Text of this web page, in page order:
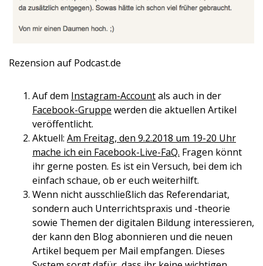
Rezension auf Podcast.de
Auf dem Instagram-Accountals auch in der
Facebook-Gruppe werden die aktuellen Artikel
veröffentlicht.
Aktuell: Am Freitag, den 9.2.2018 um 19-20 Uhr
mache ich ein Facebook-Live-FaQ. Fragen könnt
ihr gerne posten. Es ist ein Versuch, bei dem ich
einfach schaue, ob er euch weiterhilft.
Wenn nicht ausschließlich das Referendariat,
sondern auch Unterrichtspraxis und -theorie
sowie Themen der digitalen Bildung interessieren,
der kann den Blog abonnieren und die neuen
Artikel bequem per Mail empfangen. Dieses